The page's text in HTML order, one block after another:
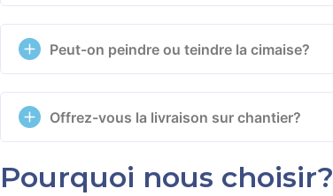
Peut-on peindre ou teindre la cimaise?
Offrez-vous la livraison sur chantier?
Pourquoi nous choisir?